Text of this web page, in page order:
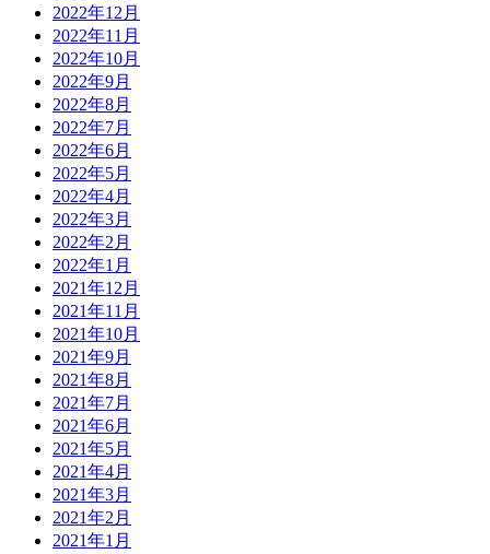
2022年12月
2022年11月
2022年10月
2022年9月
2022年8月
2022年7月
2022年6月
2022年5月
2022年4月
2022年3月
2022年2月
2022年1月
2021年12月
2021年11月
2021年10月
2021年9月
2021年8月
2021年7月
2021年6月
2021年5月
2021年4月
2021年3月
2021年2月
2021年1月